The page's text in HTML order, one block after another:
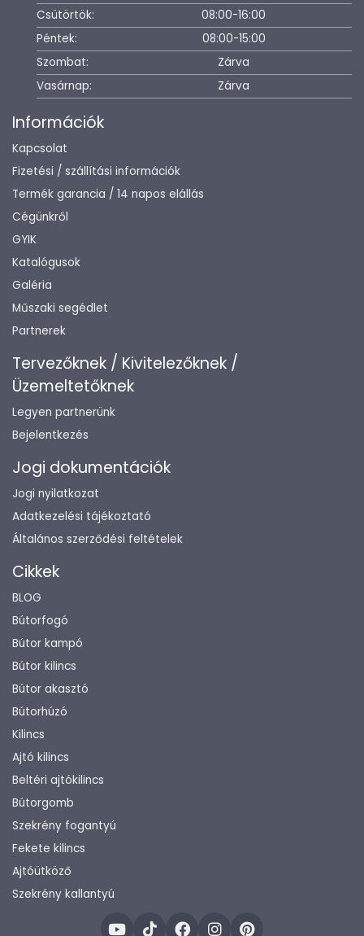
Csütörtök:
08:00-16:00
Péntek:
08:00-15:00
Szombat:
Zárva
Vasárnap:
Zárva
Információk
Kapcsolat
Fizetési / szállítási információk
Termék garancia / 14 napos elállás
Cégünkről
GYIK
Katalógusok
Galéria
Műszaki segédlet
Partnerek
Tervezőknek / Kivitelezőknek /
Üzemeltetőknek
Legyen partnerünk
Bejelentkezés
Jogi dokumentációk
Jogi nyilatkozat
Adatkezelési tájékoztató
Általános szerződési feltételek
Cikkek
BLOG
Bútorfogó
Bútor kampó
Bútor kilincs
Bútor akasztó
Bútorhúzó
Kilincs
Ajtó kilincs
Beltéri ajtókilincs
Bútorgomb
Szekrény fogantyú
Fekete kilincs
Ajtóütköző
Szekrény kallantyú